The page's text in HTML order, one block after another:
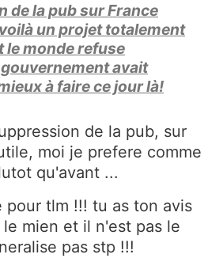
de la pub sur France
un projet totalement
le monde refuse
avait
à faire ce jour là!
de la pub, sur
moi je prefere comme
qu'avant ...
pour tlm !!! tu as ton avis
mien et il n'est pas le
pas stp !!!